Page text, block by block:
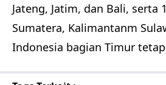
Jateng, Jatim, dan Bali, serta
Sumatera, Kalimantanm
Indonesia bagian Timur